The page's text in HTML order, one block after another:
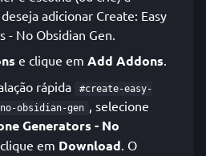
adicionar Create: Easy
- No Obsidian Gen.
e clique em Add Addons.
rápida
#create-easy-
obsidian-gen , selecione
Generators - No
em Download. O